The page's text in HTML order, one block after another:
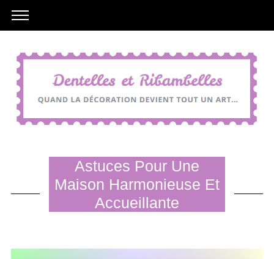
Astuces Pour Une
Maison Harmonieuse Et
Accueillante